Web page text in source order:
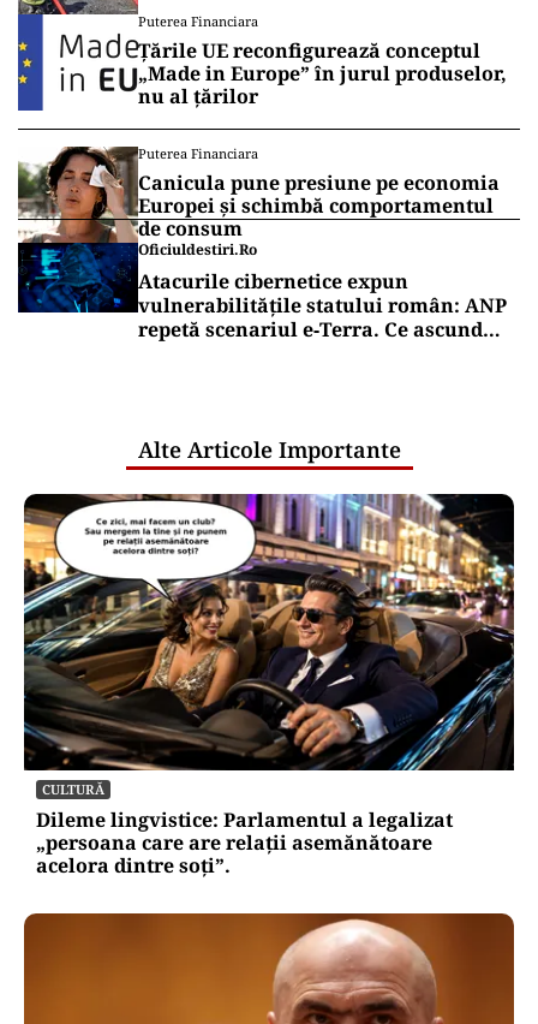
Puterea Financiara
Țările UE reconfigurează conceptul
„Made in Europe” în jurul produselor,
nu al țărilor
Puterea Financiara
Canicula pune presiune pe economia
Europei și schimbă comportamentul
de consum
Oficiuldestiri.ro
Atacurile cibernetice expun
vulnerabilitățile statului român: ANP
repetă scenariul e‑Terra. Ce ascund
Alte Articole Importante
CULTURĂ
Dileme lingvistice: Parlamentul a legalizat
„persoana care are relații asemănătoare
acelora dintre soți”.